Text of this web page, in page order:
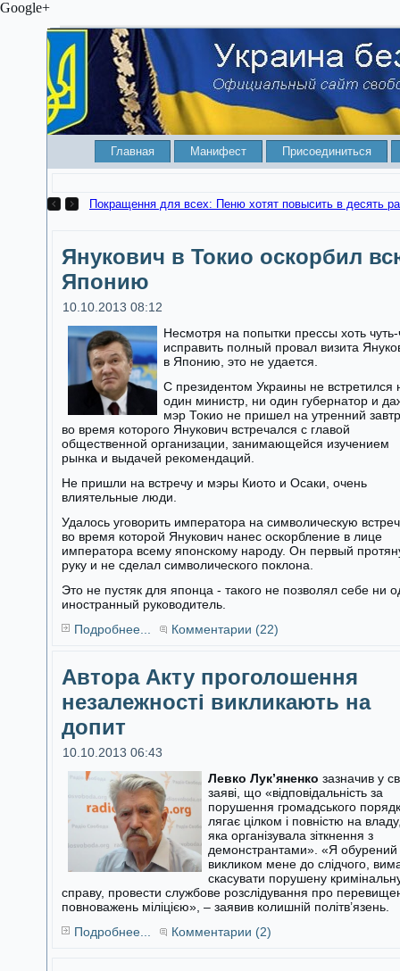
Google+
Главная Манифест Присоединиться
Покращення для всех: Пеню хотят повысить в десять
Янукович в Токио оскорбил
Японию
10.10.2013 08:12
Несмотря на попытки прессы хоть чуть-
исправить полный провал визита
в Японию, это не удается.
С президентом Украины не встретился
один министр, ни один губернатор и
мэр Токио не пришел на утренний
во время которого Янукович встречался с главой
общественной организации, занимающейся изучением
рынка и выдачей рекомендаций.
Не пришли на встречу и мэры Киото и Осаки, очень
влиятельные люди.
Удалось уговорить императора на символическую
во время которой Янукович нанес оскорбление в лице
императора всему японскому народу. Он первый
руку и не сделал символического поклона.
Это не пустяк для японца - такого не позволял себе ни
иностранный руководитель.
Подробнее...
Комментарии (22)
Автора Акту проголошення
незалежності викликають на
допит
10.10.2013 06:43
Левко Лук’яненко зазначив у
заяві, що «відповідальність за
порушення громадського
лягає цілком і повністю на
яка організувала зіткнення з
демонстрантами». «Я обурений
викликом мене до слідчого,
скасувати порушену
справу, провести службове розслідування про
повноважень міліцією», – заявив колишній політв’язень.
Подробнее...
Комментарии (2)